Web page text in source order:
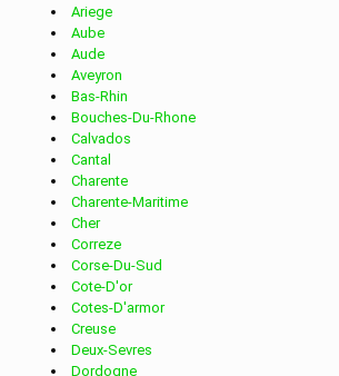
MARNE
Services de distribution dans la ville de
Services de distribution dans la ville de
SUR MARNE
Services de distribution dans la ville de
Ariege
Aube
Aude
Aveyron
Bas-Rhin
Bouches-Du-Rhone
Calvados
Cantal
Charente
Charente-Maritime
Cher
Correze
Corse-Du-Sud
Cote-D'or
Cotes-D'armor
Creuse
Deux-Sevres
Dordogne